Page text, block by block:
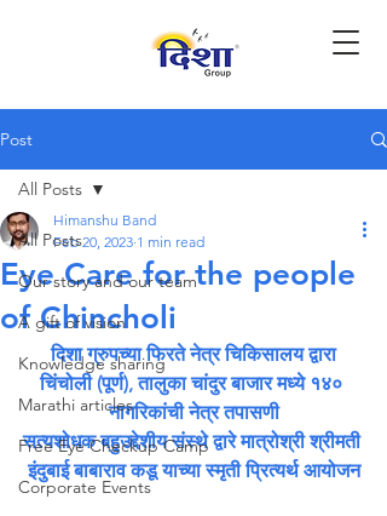
Post
All Posts
Our story and our team
A gift of vision
Knowledge sharing
Marathi articles
Free Eye Checkup Camp
Corporate Events
All Posts
Eye Care for the people
of Chincholi
Himanshu Band
Feb 20, 2023 1 min read
दिशा ग्रुपच्या फिरते नेत्र चिकिसालय द्वारा
चिंचोली (पूर्ण), तालुका चांदुर बाजार मध्ये १४०
नागरिकांची नेत्र तपासणी
सत्यशोधक बहुउद्देशीय संस्थे द्वारे मात्रोश्री श्रीमती
इंदुबाई बाबाराव कडू याच्या स्मृती प्रित्यर्थ आयोजन